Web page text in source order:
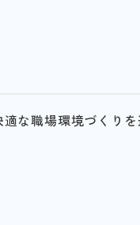
な職場環境づくりを